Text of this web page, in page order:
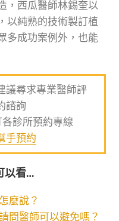
，西瓜醫師林錫奎以
以純熟的技術製訂植
多成功案例外，也能
議尋求專業醫師評
諮詢
診所預約專線
手預約
以看…
麼說？
問醫師可以避免嗎？